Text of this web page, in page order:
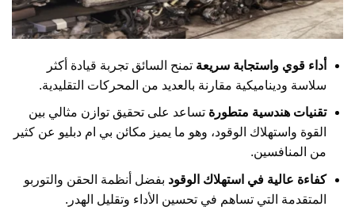
أداء قوي واستجابة سريعة تمنح السائق تجربة قيادة أكثر
سلاسة وديناميكية مقارنة بالعديد من المحركات التقليدية.
تقنيات هندسية متطورة تساعد على تحقيق توازن مثالي بين
القوة واستهلاك الوقود، وهو ما يميز مكائن بي ام دبليو عن كثير
من المنافسين.
كفاءة عالية في استهلاك الوقود بفضل أنظمة الحقن والتوربو
المتقدمة التي تساهم في تحسين الأداء وتقليل الهدر.